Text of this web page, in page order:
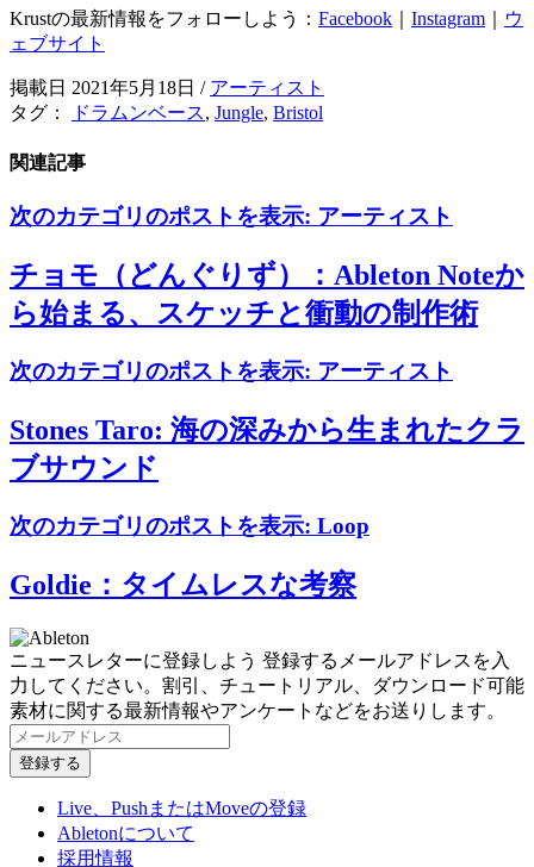
Krustの最新情報をフォローしよう： Facebook Instagram
ウ
ェブサイト
掲載日 2021年5月18日 / アーティスト
タグ：
ドラムンベース, Jungle, Bristol
関連記事
次のカテゴリのポストを表示: アーティスト
チョモ（どんぐりず）：Ableton Noteか
ら始まる、スケッチと衝動の制作術
次のカテゴリのポストを表示: アーティスト
Stones Taro: 海の深みから生まれたクラ
ブサウンド
次のカテゴリのポストを表示: Loop
Goldie：タイムレスな考察
ニュースレターに登録しよう 登録するメールアドレスを入
力してください。割引、チュートリアル、ダウンロード可能
素材に関する最新情報やアンケートなどをお送りします。
Live、PushまたはMoveの登録
Abletonについて
採用情報